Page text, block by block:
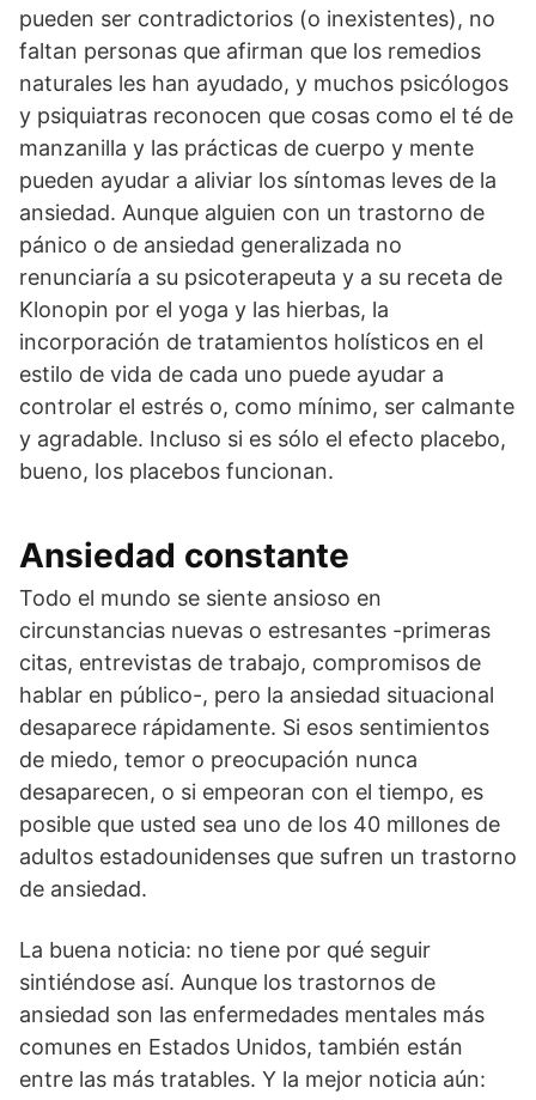
pueden ser contradictorios (o inexistentes), no
faltan personas que afirman que los remedios
naturales les han ayudado, y muchos psicólogos
y psiquiatras reconocen que cosas como el té de
manzanilla y las prácticas de cuerpo y mente
pueden ayudar a aliviar los síntomas leves de la
ansiedad. Aunque alguien con un trastorno de
pánico o de ansiedad generalizada no
renunciaría a su psicoterapeuta y a su receta de
Klonopin por el yoga y las hierbas, la
incorporación de tratamientos holísticos en el
estilo de vida de cada uno puede ayudar a
controlar el estrés o, como mínimo, ser calmante
y agradable. Incluso si es sólo el efecto placebo,
bueno, los placebos funcionan.
Ansiedad constante
Todo el mundo se siente ansioso en
circunstancias nuevas o estresantes -primeras
citas, entrevistas de trabajo, compromisos de
hablar en público-, pero la ansiedad situacional
desaparece rápidamente. Si esos sentimientos
de miedo, temor o preocupación nunca
desaparecen, o si empeoran con el tiempo, es
posible que usted sea uno de los 40 millones de
adultos estadounidenses que sufren un trastorno
de ansiedad.
La buena noticia: no tiene por qué seguir
sintiéndose así. Aunque los trastornos de
ansiedad son las enfermedades mentales más
comunes en Estados Unidos, también están
entre las más tratables. Y la mejor noticia aún: